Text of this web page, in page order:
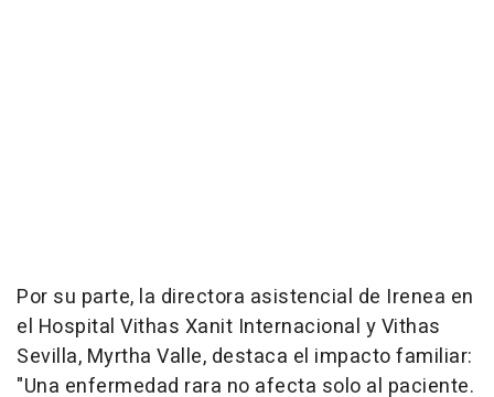
Por su parte, la directora asistencial de Irenea en
el Hospital Vithas Xanit Internacional y Vithas
Sevilla, Myrtha Valle, destaca el impacto familiar:
"Una enfermedad rara no afecta solo al paciente.